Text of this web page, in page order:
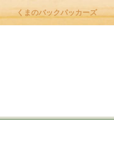
くまのバックパッカーズ